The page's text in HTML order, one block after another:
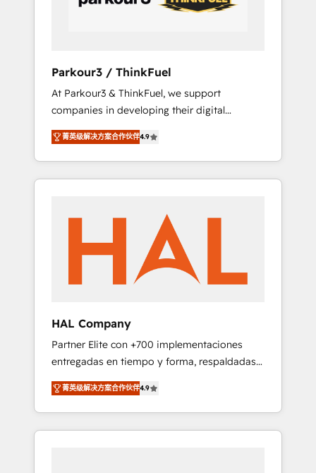
choose us because we blend the expertise of
Our Services: HubSpot implementations &
data migration Custom AI agents Revenue
Operations API integrations AI-ready Website
design Let’s turn your CRM into your growth
engine!
Parkour3 / ThinkFuel
At Parkour3 & ThinkFuel, we support
companies in developing their digital
strategies by leveraging technologies and
automating their marketing and sales
processes to generate growth. Our offer
spans from Strategy to Operations. We
implementation, web design, sales &
marketing automation, and digital marketing.
With extensive experience working with tech
companies and manufacturers since 2002,
we are committed to empowering our clients
implementation and seamless integration of
the CRM platform into your digital
ecosystem. Would you like support in
deploying your inbound marketing strategy?
We'll provide support tailored to your needs
and sales objectives. With 125+ certifications,
we are part of the most certified Canadian
菁英级解决方案合作伙伴4.9
HAL Company
Partner Elite con +700 implementaciones
entregadas en tiempo y forma, respaldadas
por 6 acreditaciones de HubSpot y un
equipo de 6 Certified Trainers avalados por
HubSpot Academy. Acompañamos a las
empresas en cada etapa de su crecimiento
菁英级解决方案合作伙伴4.9